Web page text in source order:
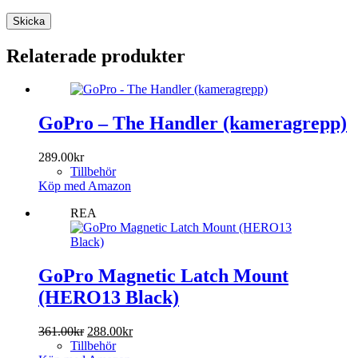
Skicka
Relaterade produkter
GoPro – The Handler (kameragrepp)
289.00kr
Tillbehör
Köp med Amazon
REA
GoPro Magnetic Latch Mount
(HERO13 Black)
361.00kr Det
ursprungliga
288.00krDet
Tillbehör